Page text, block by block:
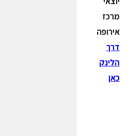
מרכז
אירופה
דרך
הלינק
כאן